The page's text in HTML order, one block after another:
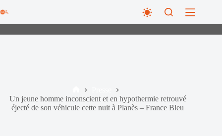
au
Accueil
Un jeune homme inconscient et en hypothermie retrouvé
éjecté de son véhicule cette nuit à Planès – France Bleu